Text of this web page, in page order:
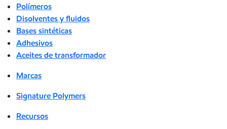
Polímeros
Disolventes y fluidos
Bases sintéticas
Adhesivos
Aceites de transformador
Marcas
Signature Polymers
Recursos